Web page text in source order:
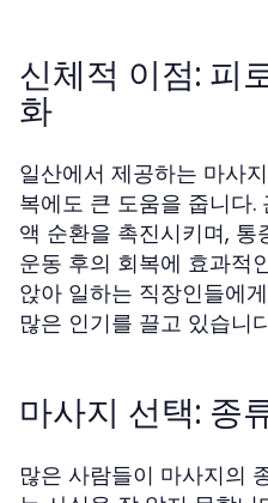
신체적 이점: 피
화
일산에서 제공하는 마사
복에도 큰 도움을 줍니다.
액 순환을 촉진시키며, 통
운동 후의 회복에 효과적
앉아 일하는 직장인들에
많은 인기를 끌고 있습니
마사지 선택: 종
많은 사람들이 마사지의